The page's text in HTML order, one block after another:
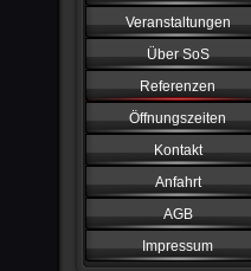
Veranstaltungen
Über SoS
Referenzen
Öffnungszeiten
Kontakt
Anfahrt
AGB
Impressum